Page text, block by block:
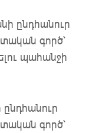
ընդհանուր
գործ՝
պահանջի
գործ՝